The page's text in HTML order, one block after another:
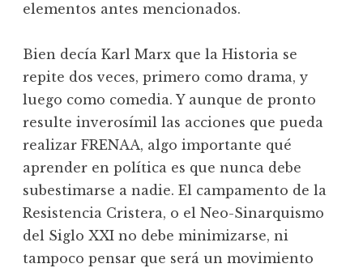
elementos antes mencionados.
Bien decía Karl Marx que la Historia se
repite dos veces, primero como drama, y
luego como comedia. Y aunque de pronto
resulte inverosímil las acciones que pueda
realizar FRENAA, algo importante qué
aprender en política es que nunca debe
subestimarse a nadie. El campamento de la
Resistencia Cristera, o el Neo-Sinarquismo
del Siglo XXI no debe minimizarse, ni
tampoco pensar que será un movimiento